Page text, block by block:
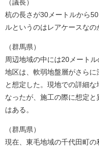
（議長）
杭の長さが30メートルから
ルというのはレアケースなの
（群馬県）
周辺地域の中には20メート
地区は、軟弱地盤層がさら
と想定した。現地での詳細
なったが、施工の際に想定
はある。
（群馬県）
現在、東毛地域の千代田町